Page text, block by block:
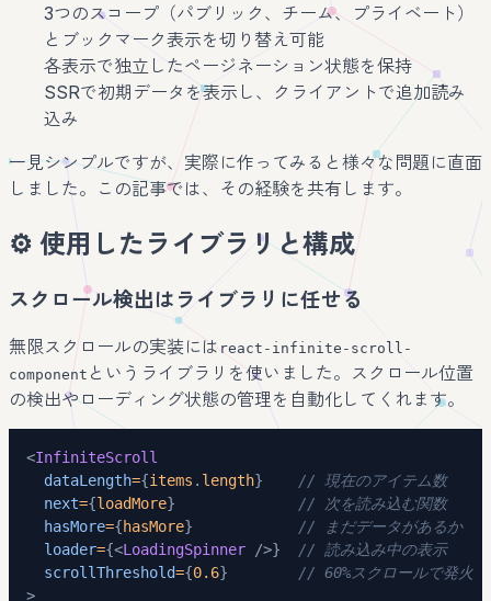
3つのスコープ（パブリック、チーム、プライベート）
とブックマーク表示を切り替え可能
各表示で独立したページネーション状態を保持
SSRで初期データを表示し、クライアントで追加読み
込み
一見シンプルですが、実際に作ってみると様々な問題に直面
しました。この記事では、その経験を共有します。
⚙️ 使用したライブラリと構成
スクロール検出はライブラリに任せる
無限スクロールの実装には react-infinite-scroll-
component というライブラリを使いました。スクロール位置
の検出やローディング状態の管理を自動化してくれます。
<InfiniteScroll
dataLength={items . length}
// 現在のアイテム数
next={loadMore}
// 次を読み込む関数
hasMore={hasMore}
// まだデータがあるか
loader={<LoadingSpinner />}
// 読み込み中の表示
scrollThreshold={0.6}
// 60%スクロールで発火
>